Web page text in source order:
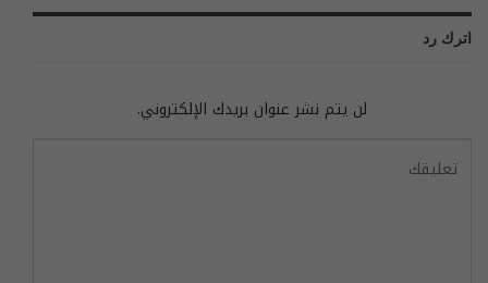
اترك رد
لن يتم نشر عنوان بريدك الإلكتروني.